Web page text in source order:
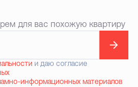
для вас похожую квартиру
и даю согласие
информационных материалов